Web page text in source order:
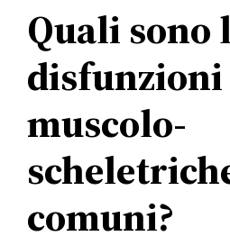
Quali sono
disfunzioni
muscolo-
comuni?